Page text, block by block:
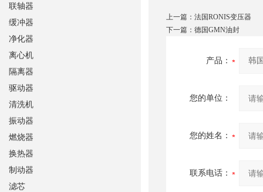
上一篇： 法国RONIS变压器
下一篇： 德国GMN油封
产品：
您的单位：
您的姓名：
联系电话：
联轴器
缓冲器
净化器
离心机
隔离器
驱动器
清洗机
振动器
燃烧器
换热器
制动器
滤芯